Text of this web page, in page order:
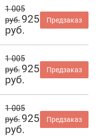
1 005
руб. 925
руб.
Предзаказ
1 005
руб. 925
руб.
Предзаказ
1 005
руб. 925
руб.
Предзаказ